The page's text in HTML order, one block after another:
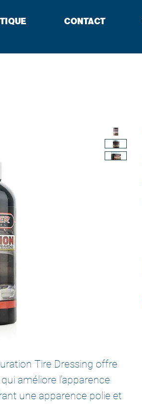
Contact
Tire Dressing offre
améliore l'apparence
une apparence polie et